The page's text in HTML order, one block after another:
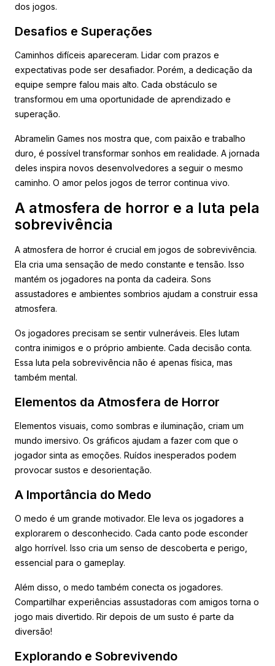
dos jogos.
Desafios e Superações
Caminhos difíceis apareceram. Lidar com prazos e
expectativas pode ser desafiador. Porém, a dedicação da
equipe sempre falou mais alto. Cada obstáculo se
transformou em uma oportunidade de aprendizado e
superação.
Abramelin Games nos mostra que, com paixão e trabalho
duro, é possível transformar sonhos em realidade. A jornada
deles inspira novos desenvolvedores a seguir o mesmo
caminho. O amor pelos jogos de terror continua vivo.
A atmosfera de horror e a luta pela
sobrevivência
A atmosfera de horror é crucial em jogos de sobrevivência.
Ela cria uma sensação de medo constante e tensão. Isso
mantém os jogadores na ponta da cadeira. Sons
assustadores e ambientes sombrios ajudam a construir essa
atmosfera.
Os jogadores precisam se sentir vulneráveis. Eles lutam
contra inimigos e o próprio ambiente. Cada decisão conta.
Essa luta pela sobrevivência não é apenas física, mas
também mental.
Elementos da Atmosfera de Horror
Elementos visuais, como sombras e iluminação, criam um
mundo imersivo. Os gráficos ajudam a fazer com que o
jogador sinta as emoções. Ruídos inesperados podem
provocar sustos e desorientação.
A Importância do Medo
O medo é um grande motivador. Ele leva os jogadores a
explorarem o desconhecido. Cada canto pode esconder
algo horrível. Isso cria um senso de descoberta e perigo,
essencial para o gameplay.
Além disso, o medo também conecta os jogadores.
Compartilhar experiências assustadoras com amigos torna o
jogo mais divertido. Rir depois de um susto é parte da
diversão!
Explorando e Sobrevivendo